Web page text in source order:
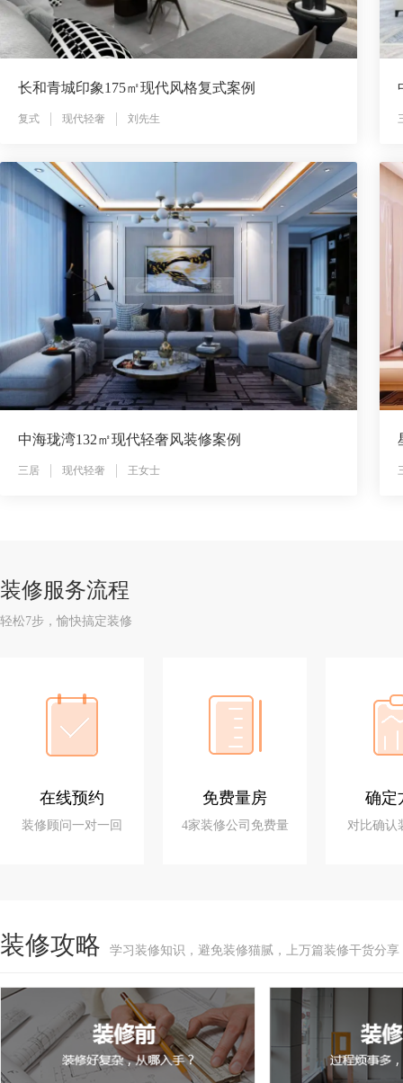
长和青城印象175㎡现代风格复式案例
复式 现代轻奢 刘先生
中海珑湾132㎡现代轻奢风装修案例
三居 现代轻奢 王女士
装修服务流程
轻松7步，愉快搞定装修
在线预约
装修顾问一对一回
免费量房
4家装修公司免费量
确定
对比确认
装修攻略 学习装修知识，避免装修猫腻，上万篇装修干货分享